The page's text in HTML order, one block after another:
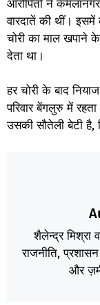
आरोपितों ने
वारदातें की थीं। इसमें
चोरी का माल खपाने
देता था।
हर चोरी के बाद
परिवार बेंगलुरु में
उसकी सौतेली बेटी है,
शैलेन्द्र मिश्रा
राजनीति,
और